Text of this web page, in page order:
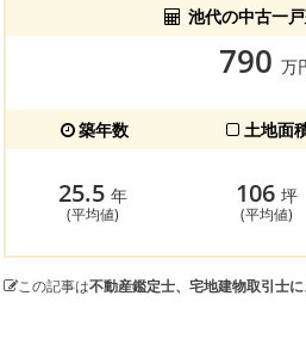
池代の中古一
790 万
築年数 土地面
25.5 年
(平均値)
106 坪
(平均値)
この記事は不動産鑑定士、宅地建物取引士